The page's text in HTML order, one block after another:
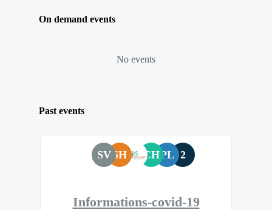
On demand events
No events
Past events
SV SH CH PL 2
Informations-covid-19